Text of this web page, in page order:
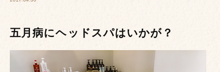
五月病にヘッドスパはいかが？